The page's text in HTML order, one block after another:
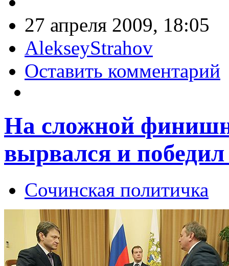
27 апреля 2009, 18:05
AlekseyStrahov
Оставить комментарий
На сложной
вырвался и
Сочинская политичка